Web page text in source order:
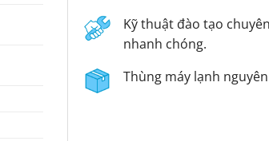
Kỹ thuật đào tạo
nhanh chóng.
Thùng máy lạnh